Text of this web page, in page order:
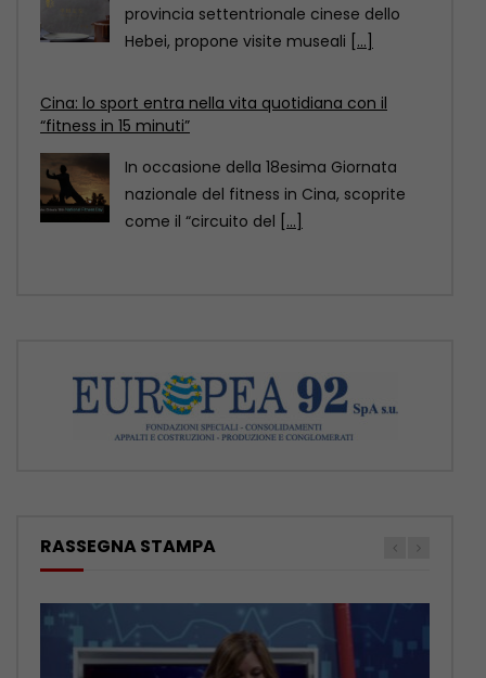
nazionale del fitness in Cina, scoprite
come il “circuito del[...]
Cina: il Festival delle torce illumina le risaie
terrazzate del Sichuan
Al calare della notte, le risaie terrazzate
della contea di Yuexi, nella provincia
sud-occidentale cinese
RASSEGNA STAMPA